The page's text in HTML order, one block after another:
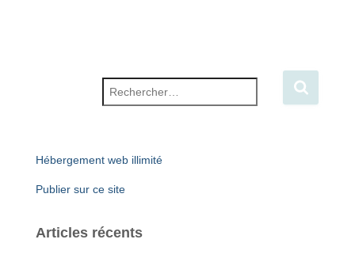
Hébergement web illimité
Publier sur ce site
Articles récents